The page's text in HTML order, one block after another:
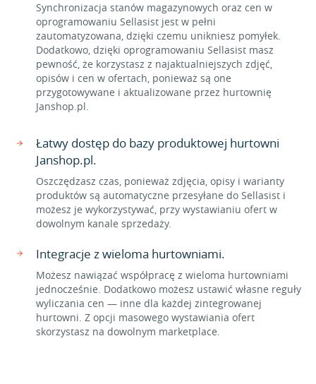
Synchronizacja stanów magazynowych oraz cen w
oprogramowaniu Sellasist jest w pełni
zautomatyzowana, dzięki czemu unikniesz pomyłek.
Dodatkowo, dzięki oprogramowaniu Sellasist masz
pewność, że korzystasz z najaktualniejszych zdjęć,
opisów i cen w ofertach, ponieważ są one
przygotowywane i aktualizowane przez hurtownię
Janshop.pl.
Łatwy dostęp do bazy produktowej hurtowni
Janshop.pl.
Oszczędzasz czas, ponieważ zdjęcia, opisy i warianty
produktów są automatyczne przesyłane do Sellasist i
możesz je wykorzystywać, przy wystawianiu ofert w
dowolnym kanale sprzedaży.
Integracje z wieloma hurtowniami.
Możesz nawiązać współpracę z wieloma hurtowniami
jednocześnie. Dodatkowo możesz ustawić własne reguły
wyliczania cen — inne dla każdej zintegrowanej
hurtowni. Z opcji masowego wystawiania ofert
skorzystasz na dowolnym marketplace.